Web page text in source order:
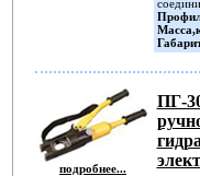
подробнее...
ПГ-